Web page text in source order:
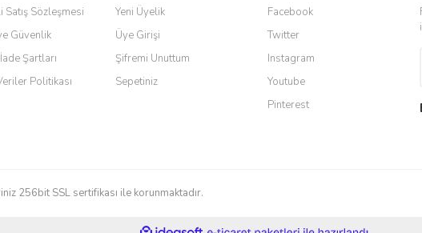
bulunuyor.
olmalı.
Satış Sözleşmesi
Güvenlik
Şartları
Politikası
Yeni Üyelik
Üye Girişi
Şifremi Unuttum
Sepetiniz
Facebook
Twitter
Instagram
Youtube
Pinterest
256bit SSL sertifikası ile korunmaktadır.